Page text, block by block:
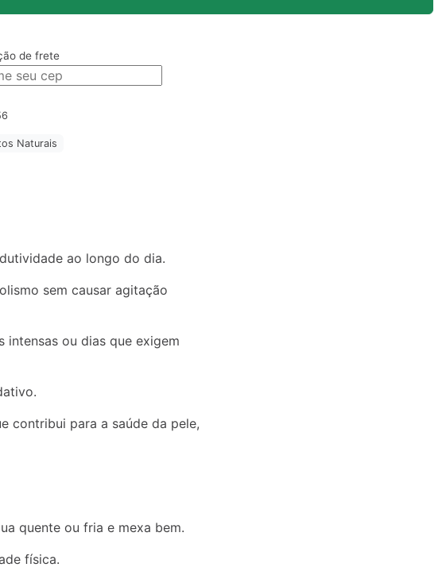
de frete
Naturais
ao longo do dia.
sem causar agitação
intensas ou dias que exigem
contribui para a saúde da pele,
quente ou fria e mexa bem.
física.